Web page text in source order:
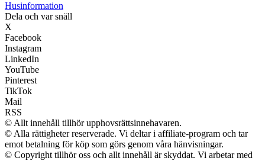
Husinformation
Dela och var snäll
X
Facebook
Instagram
LinkedIn
YouTube
Pinterest
TikTok
Mail
RSS
© Allt innehåll tillhör upphovsrättsinnehavaren.
© Alla rättigheter reserverade. Vi deltar i affiliate-program och tar
emot betalning för köp som görs genom våra hänvisningar.
© Copyright tillhör oss och allt innehåll är skyddat. Vi arbetar med